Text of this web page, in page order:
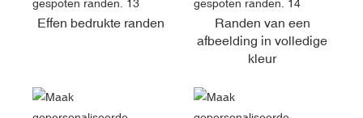
Effen bedrukte randen
Randen van een
afbeelding in volledige
kleur